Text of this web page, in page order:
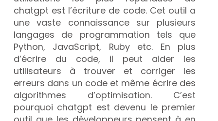
chatgpt est l’écriture de code. Cet outil a
une vaste connaissance sur plusieurs
langages de programmation tels que
Python, JavaScript, Ruby etc. En plus
d’écrire du code, il peut aider les
utilisateurs à trouver et corriger les
erreurs dans un code et même écrire des
algorithmes d’optimisation. C’est
pourquoi chatgpt est devenu le premier